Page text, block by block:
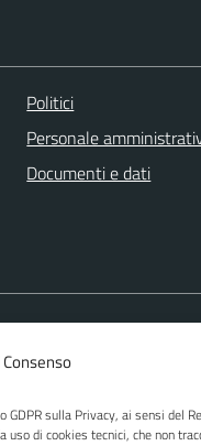
GDPR sulla Privacy, ai sensi del
di cookies tecnici, che non
Politici
Personale
Documenti e dati
Pubblico
Leggi le